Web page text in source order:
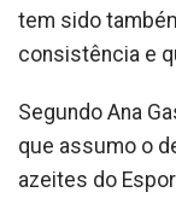
tem sido
consistência e
Segundo Ana
que assumo o
azeites do